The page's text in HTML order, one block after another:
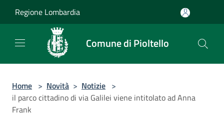
Regione Lombardia
Comune di Pioltello
Home > Novità > Notizie >
il parco cittadino di via Galilei viene intitolato ad Anna
Frank